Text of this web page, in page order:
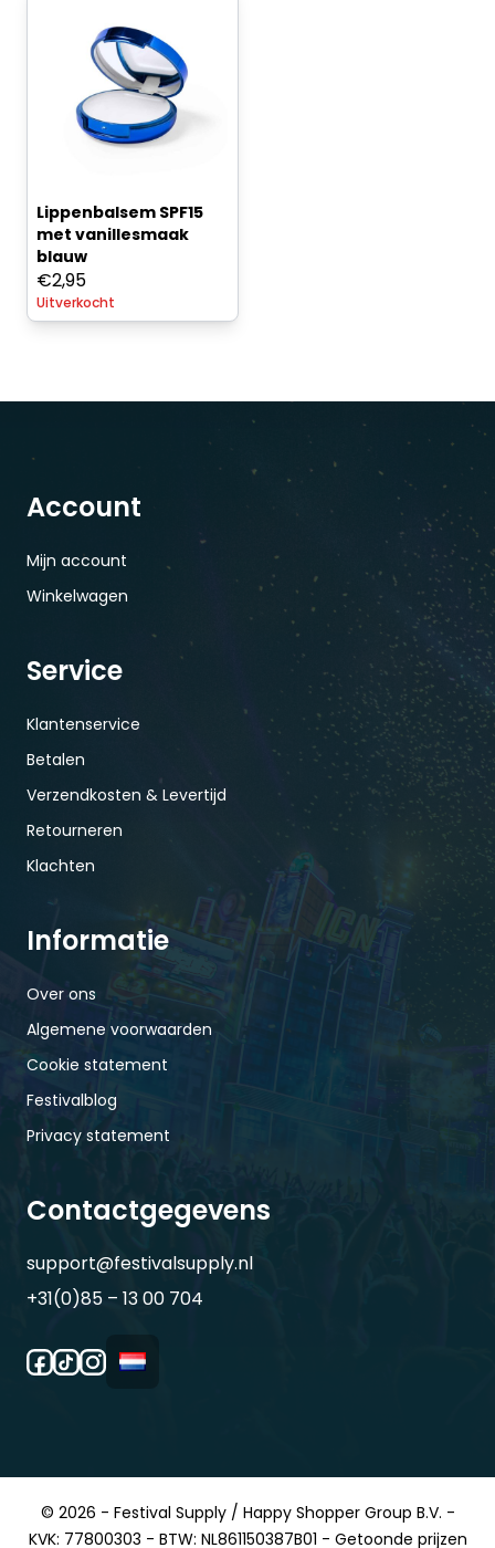
Lippenbalsem SPF15
met vanillesmaak
blauw
€2,95
Uitverkocht
Account
Mijn account
Winkelwagen
Service
Klantenservice
Betalen
Verzendkosten & Levertijd
Retourneren
Klachten
Informatie
Over ons
Algemene voorwaarden
Cookie statement
Festivalblog
Privacy statement
Contactgegevens
support@festivalsupply.nl
+31(0)85 – 13 00 704
© 2026 - Festival Supply / Happy Shopper Group B.V. -
KVK: 77800303 - BTW: NL861150387B01 - Getoonde prijzen